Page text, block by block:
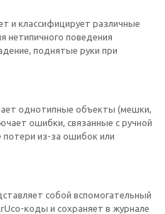
и классифицирует различные
поведения
поднятые руки при
однотипные объекты (мешки,
ошибки, связанные с ручной
потери из-за ошибок или
собой вспомогательный
коды и сохраняет в журнале